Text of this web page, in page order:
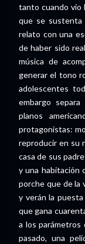
tanto cuando vio
que se sustenta
relato con una
de haber sido
música de
generar el tono
adolescentes
embargo
planos
protagonistas:
reproducir en su
casa de sus
y una habitación
porche que de la
y verán la
que gana
a los parámetros
pasado, una